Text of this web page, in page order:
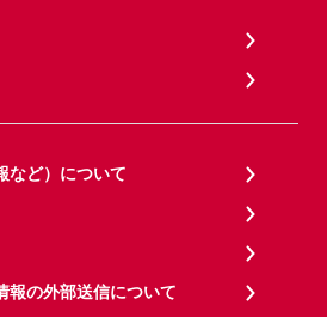
など）について
報の外部送信について